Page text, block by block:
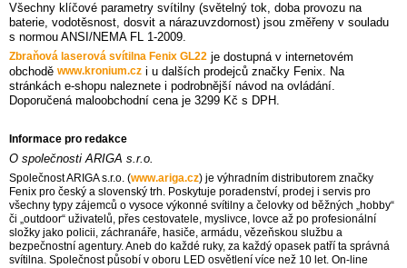
Všechny klíčové parametry svítilny (světelný tok, doba provozu na
baterie, vodotěsnost, dosvit a nárazuvzdornost) jsou změřeny v souladu
s normou ANSI/NEMA FL 1-2009.
Zbraňová laserová svítilna Fenix GL22 je dostupná v internetovém
obchodě www.kronium.cz i u dalších prodejců značky Fenix. Na
stránkách e-shopu naleznete i podrobnější návod na ovládání.
Doporučená maloobchodní cena je 3299 Kč s DPH.
Informace pro redakce
O společnosti ARIGA s.r.o.
Společnost ARIGA s.r.o. (www.ariga.cz) je výhradním distributorem značky
Fenix pro český a slovenský trh. Poskytuje poradenství, prodej i servis pro
všechny typy zájemců o vysoce výkonné svítilny a čelovky od běžných „hobby“
či „outdoor“ uživatelů, přes cestovatele, myslivce, lovce až po profesionální
složky jako policii, záchranáře, hasiče, armádu, vězeňskou službu a
bezpečnostní agentury. Aneb do každé ruky, za každý opasek patří ta správná
svítilna. Společnost působí v oboru LED osvětlení více než 10 let. On-line